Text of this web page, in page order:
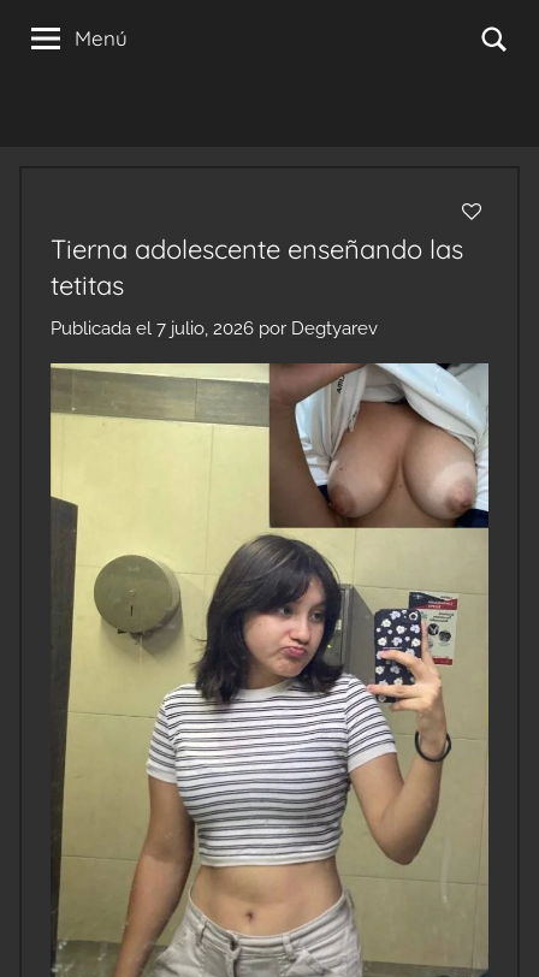
Menú
Tierna adolescente enseñando las
tetitas
Publicada el 7 julio, 2026 por Degtyarev